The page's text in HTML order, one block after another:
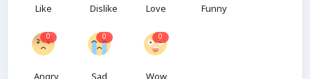
Like Dislike Love Funny
0 0 0